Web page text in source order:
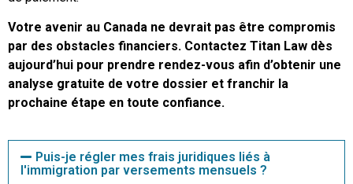
Votre avenir au Canada ne devrait pas être compromis
par des obstacles financiers. Contactez Titan Law dès
aujourd’hui pour prendre rendez-vous afin d’obtenir une
analyse gratuite de votre dossier et franchir la
prochaine étape en toute confiance.
Puis-je régler mes frais juridiques liés à
l'immigration par versements mensuels ?